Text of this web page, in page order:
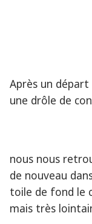
Après un départ
une drôle de
nous nous
de nouveau
toile de fond le
mais très